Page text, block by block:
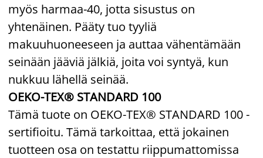
myös harmaa-40, jotta sisustus on
yhtenäinen. Pääty tuo tyyliä
makuuhuoneeseen ja auttaa vähentämään
seinään jääviä jälkiä, joita voi syntyä, kun
nukkuu lähellä seinää.
OEKO-TEX® STANDARD 100
Tämä tuote on OEKO-TEX® STANDARD 100 -
sertifioitu. Tämä tarkoittaa, että jokainen
tuotteen osa on testattu riippumattomissa